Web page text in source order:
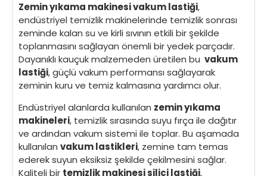
Zemin yıkama makinesi vakum lastiği,
endüstriyel temizlik makinelerinde temizlik sonrası
zeminde kalan su ve kirli sıvının etkili bir şekilde
toplanmasını sağlayan önemli bir yedek parçadır.
Dayanıklı kauçuk malzemeden üretilen bu vakum
lastiği, güçlü vakum performansı sağlayarak
zeminin kuru ve temiz kalmasına yardımcı olur.
Endüstriyel alanlarda kullanılan zemin yıkama
makineleri, temizlik sırasında suyu fırça ile dağıtır
ve ardından vakum sistemi ile toplar. Bu aşamada
kullanılan vakum lastikleri, zemine tam temas
ederek suyun eksiksiz şekilde çekilmesini sağlar.
Kaliteli bir temizlik makinesi silici lastiği,